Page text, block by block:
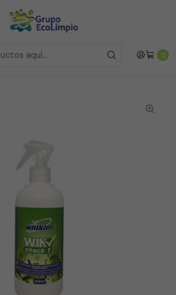
0
Metropolitana
las 12 del medio día de
todo Chilea traves de Bluexpress
Línea Restaurantes
de Control de Higiene – Winkler - 500 ml